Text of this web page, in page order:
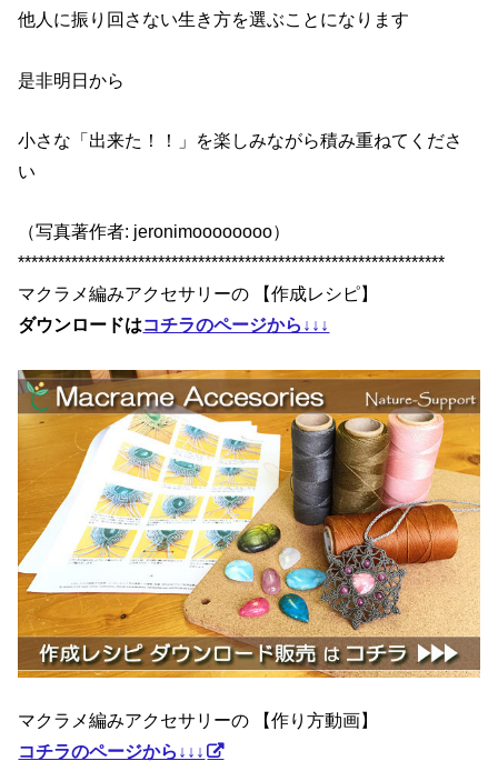
他人に振り回さない生き方を選ぶことになります
是非明日から
小さな「出来た！！」を楽しみながら積み重ねてくださ
い
（写真著作者: jeronimoooooooo）
****************************************************************
マクラメ編みアクセサリーの 【作成レシピ】
ダウンロードはコチラのページから↓↓↓
マクラメ編みアクセサリーの 【作り方動画】
コチラのページから↓↓↓